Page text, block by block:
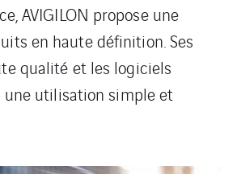
AVIGILON propose une
en haute définition. Ses
qualité et les logiciels
une utilisation simple et